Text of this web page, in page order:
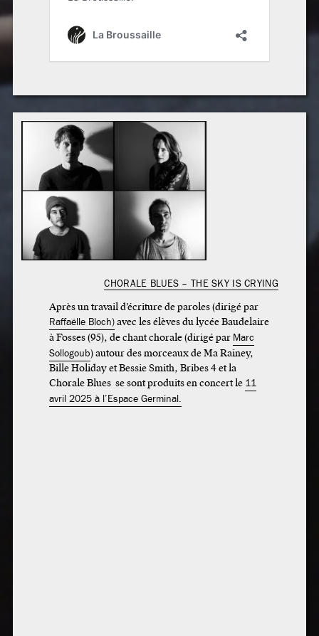
CHORALE BLUES – THE SKY IS CRYING
Après un travail d’écriture de paroles (dirigé par
Raffaëlle Bloch)avec les élèves du lycée Baudelaire
à Fosses (95), de chant chorale (dirigé par Marc
Sollogoub) autour des morceaux de Ma Rainey,
Bille Holiday et Bessie Smith, Bribes 4 et la
Chorale Blues se sont produits en concert le 11
avril 2025 à l’Espace Germinal.